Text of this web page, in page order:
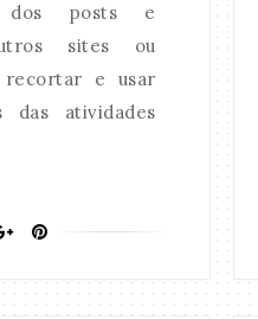
dos posts e
sites ou
e usar
das atividades